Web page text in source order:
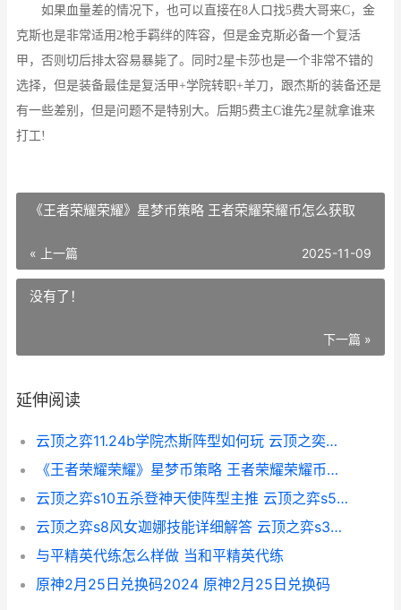
如果血量差的情况下，也可以直接在8人口找5费大哥来C，金
克斯也是非常适用2枪手羁绊的阵容，但是金克斯必备一个复活
甲，否则切后排太容易暴毙了。同时2星卡莎也是一个非常不错的
选择，但是装备最佳是复活甲+学院转职+羊刀，跟杰斯的装备还是
有一些差别，但是问题不是特别大。后期5费主C谁先2星就拿谁来
打工!
《王者荣耀荣耀》星梦币策略 王者荣耀荣耀币怎么获取
« 上一篇 2025-11-09
没有了！
下一篇 »
延伸阅读
云顶之弈11.24b学院杰斯阵型如何玩 云顶之奕最新教学
《王者荣耀荣耀》星梦币策略 王者荣耀荣耀币怎么获取
云顶之弈s10五杀登神天使阵型主推 云顶之弈s5爆杀流vn
云顶之弈s8风女迦娜技能详细解答 云顶之弈s3风女
与平精英代练怎么样做 当和平精英代练
原神2月25日兑换码2024 原神2月25日兑换码